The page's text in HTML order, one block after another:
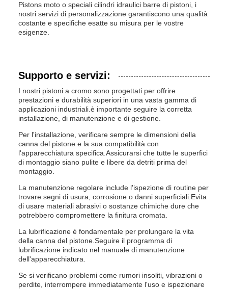
Pistons moto o speciali cilindri idraulici barre di pistoni, i
nostri servizi di personalizzazione garantiscono una qualità
costante e specifiche esatte su misura per le vostre
esigenze.
Supporto e servizi:
I nostri pistoni a cromo sono progettati per offrire
prestazioni e durabilità superiori in una vasta gamma di
applicazioni industriali.è importante seguire la corretta
installazione, di manutenzione e di gestione.
Per l'installazione, verificare sempre le dimensioni della
canna del pistone e la sua compatibilità con
l'apparecchiatura specifica.Assicurarsi che tutte le superfici
di montaggio siano pulite e libere da detriti prima del
montaggio.
La manutenzione regolare include l'ispezione di routine per
trovare segni di usura, corrosione o danni superficiali.Evita
di usare materiali abrasivi o sostanze chimiche dure che
potrebbero compromettere la finitura cromata.
La lubrificazione è fondamentale per prolungare la vita
della canna del pistone.Seguire il programma di
lubrificazione indicato nel manuale di manutenzione
dell'apparecchiatura.
Se si verificano problemi come rumori insoliti, vibrazioni o
perdite, interrompere immediatamente l'uso e ispezionare